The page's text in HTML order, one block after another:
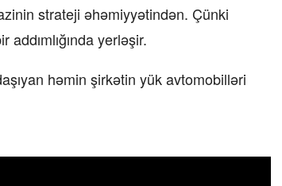
strateji əhəmiyyətindən. Çünki
yerləşir.
həmin şirkətin yük avtomobilləri